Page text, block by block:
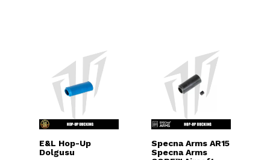
E&L Hop-Up
Dolgusu
Specna Arms AR15
Specna Arms